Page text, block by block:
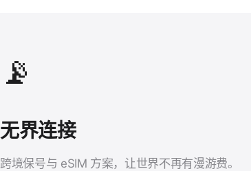
📡
无界连接
跨境保号与 eSIM 方案，让世界不再有漫游费。